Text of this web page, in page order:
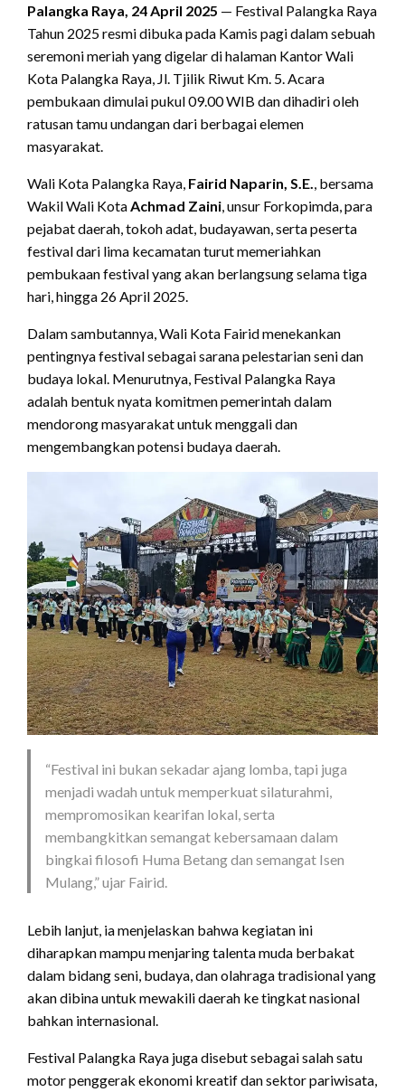
Palangka Raya, 24 April 2025 — Festival Palangka Raya
Tahun 2025 resmi dibuka pada Kamis pagi dalam sebuah
seremoni meriah yang digelar di halaman Kantor Wali
Kota Palangka Raya, Jl. Tjilik Riwut Km. 5. Acara
pembukaan dimulai pukul 09.00 WIB dan dihadiri oleh
ratusan tamu undangan dari berbagai elemen
masyarakat.
Wali Kota Palangka Raya, Fairid Naparin, S.E. , bersama
Wakil Wali Kota Achmad Zaini , unsur Forkopimda, para
pejabat daerah, tokoh adat, budayawan, serta peserta
festival dari lima kecamatan turut memeriahkan
pembukaan festival yang akan berlangsung selama tiga
hari, hingga 26 April 2025.
Dalam sambutannya, Wali Kota Fairid menekankan
pentingnya festival sebagai sarana pelestarian seni dan
budaya lokal. Menurutnya, Festival Palangka Raya
adalah bentuk nyata komitmen pemerintah dalam
mendorong masyarakat untuk menggali dan
mengembangkan potensi budaya daerah.
“Festival ini bukan sekadar ajang lomba, tapi juga
menjadi wadah untuk memperkuat silaturahmi,
mempromosikan kearifan lokal, serta
membangkitkan semangat kebersamaan dalam
bingkai filosofi Huma Betang dan semangat Isen
Mulang,” ujar Fairid.
Lebih lanjut, ia menjelaskan bahwa kegiatan ini
diharapkan mampu menjaring talenta muda berbakat
dalam bidang seni, budaya, dan olahraga tradisional yang
akan dibina untuk mewakili daerah ke tingkat nasional
bahkan internasional.
Festival Palangka Raya juga disebut sebagai salah satu
motor penggerak ekonomi kreatif dan sektor pariwisata,